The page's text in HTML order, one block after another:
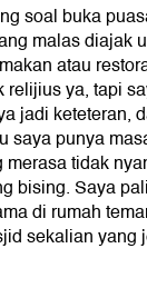
soal buka
malas diajak
atau
relijius ya, tapi
jadi keteteran,
saya punya
merasa tidak
bising. Saya
di rumah
sekalian yang